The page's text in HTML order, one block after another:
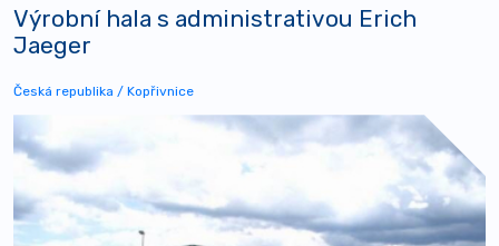
Výrobní hala s administrativou Erich
Jaeger
Česká republika / Kopřivnice